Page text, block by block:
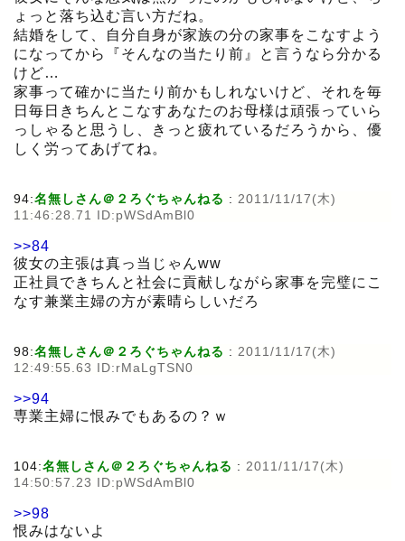
ょっと落ち込む言い方だね。
結婚をして、自分自身が家族の分の家事をこなすよう
になってから『そんなの当たり前』と言うなら分かる
けど…
家事って確かに当たり前かもしれないけど、それを毎
日毎日きちんとこなすあなたのお母様は頑張っていら
っしゃると思うし、きっと疲れているだろうから、優
しく労ってあげてね。
94:名無しさん＠２ろぐちゃんねる : 2011/11/17(木)
11:46:28.71 ID:pWSdAmBl0
>>84
彼女の主張は真っ当じゃんww
正社員できちんと社会に貢献しながら家事を完璧にこ
なす兼業主婦の方が素晴らしいだろ
98:名無しさん＠２ろぐちゃんねる : 2011/11/17(木)
12:49:55.63 ID:rMaLgTSN0
>>94
専業主婦に恨みでもあるの？ｗ
104:名無しさん＠２ろぐちゃんねる : 2011/11/17(木)
14:50:57.23 ID:pWSdAmBl0
>>98
恨みはないよ